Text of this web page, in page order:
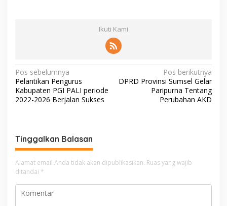
Ikuti Kami
N
a
v
g
a
s
i
p
Pos sebelumnya
Pelantikan Pengurus
Kabupaten PGI PALI periode
2022-2026 Berjalan Sukses
Pos berikutnya
DPRD Provinsi Sumsel Gelar
Paripurna Tentang
Perubahan AKD
Tinggalkan Balasan
Alamat email Anda tidak akan dipublikasikan. Ruas yang wajib
ditandai *